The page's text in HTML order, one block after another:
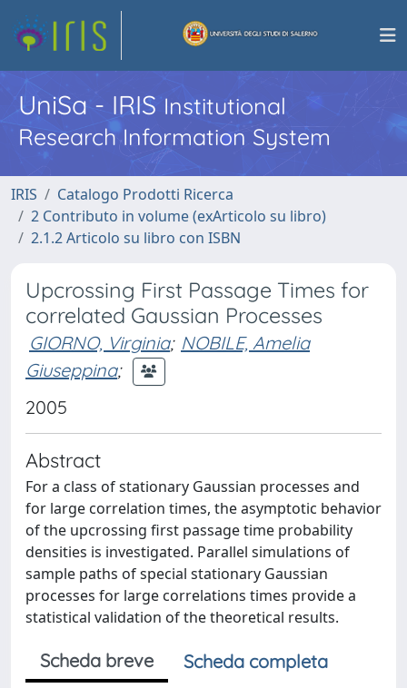
UniSa - IRISInstitutional
Research Information System
IRIS
Catalogo Prodotti Ricerca
2 Contributo in volume (exArticolo su libro)
2.1.2 Articolo su libro con ISBN
Upcrossing First Passage Times for
correlated Gaussian Processes
GIORNO, Virginia; NOBILE, Amelia
Giuseppina;
2005
Abstract
For a class of stationary Gaussian processes and
for large correlation times, the asymptotic behavior
of the upcrossing first passage time probability
densities is investigated. Parallel simulations of
sample paths of special stationary Gaussian
processes for large correlations times provide a
statistical validation of the theoretical results.
Scheda breve
Scheda completa